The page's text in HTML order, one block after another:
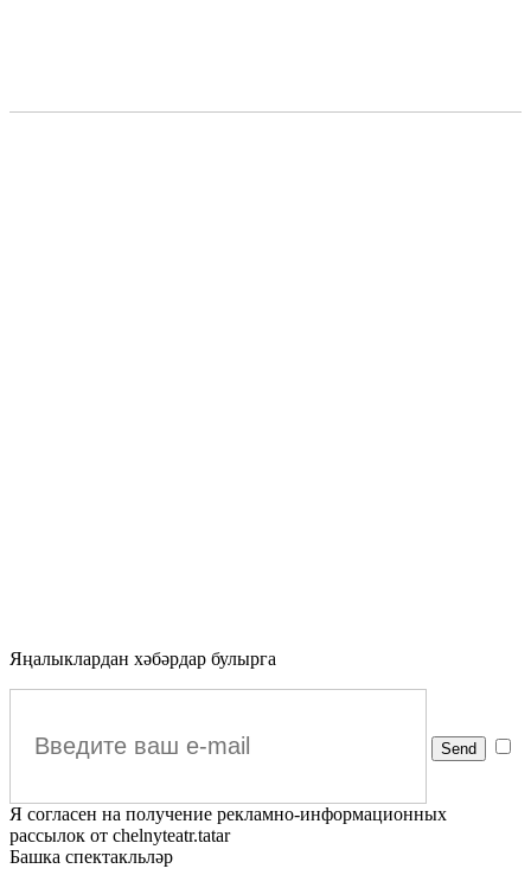
Яңалыклардан хәбәрдар булырга
Я согласен на получение рекламно-информационных
рассылок от chelnyteatr.tatar
Башка спектакльләр